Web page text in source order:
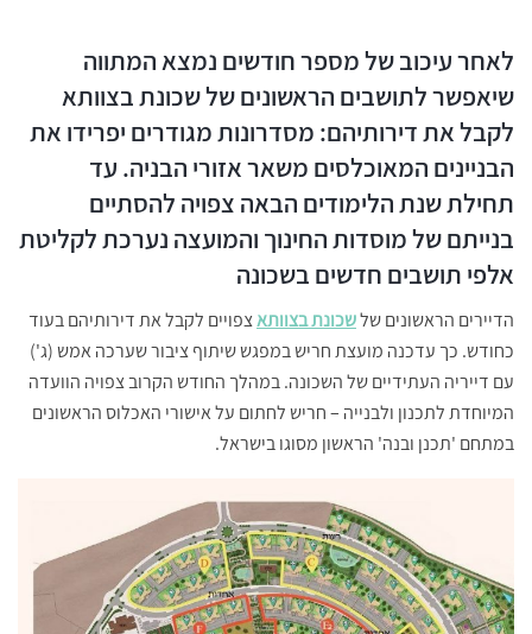
לאחר עיכוב של מספר חודשים נמצא המתווה
שיאפשר לתושבים הראשונים של שכונת בצוותא
לקבל את דירותיהם: מסדרונות מגודרים יפרידו את
הבניינים המאוכלסים משאר אזורי הבניה. עד
תחילת שנת הלימודים הבאה צפויה להסתיים
בנייתם של מוסדות החינוך והמועצה נערכת לקליטת
אלפי תושבים חדשים בשכונה
הדיירים הראשונים שלשכונת בצוותאצפויים לקבל את דירותיהם בעוד
כחודש. כך עדכנה מועצת חריש במפגש שיתוף ציבור שערכה אמש (ג')
עם דייריה העתידיים של השכונה. במהלך החודש הקרוב צפויה הוועדה
המיוחדת לתכנון ולבנייה – חריש לחתום על אישורי האכלוס הראשונים
במתחם 'תכנן ובנה' הראשון מסוגו בישראל.